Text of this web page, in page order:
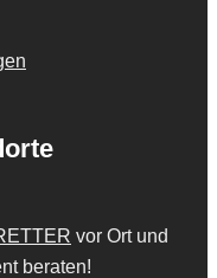
vor Ort und
beraten!